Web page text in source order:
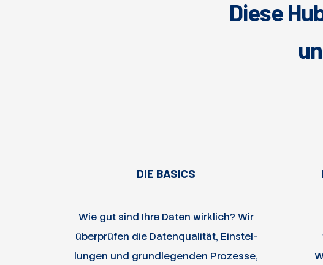
Diese
DIE BASICS
Wie gut sind Ihre Daten wirklich? Wir
über­prüfen die Daten­qualität, Ein­stel­
lungen und grund­legenden Prozesse,